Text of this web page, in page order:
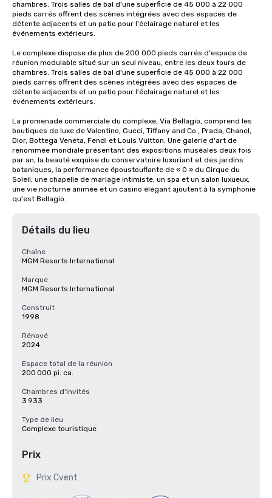
chambres. Trois salles de bal d'une superficie de 45 000 à 22 000
pieds carrés offrent des scènes intégrées avec des espaces de
détente adjacents et un patio pour l'éclairage naturel et les
événements extérieurs.
Le complexe dispose de plus de 200 000 pieds carrés d'espace de
réunion modulable situé sur un seul niveau, entre les deux tours de
chambres. Trois salles de bal d'une superficie de 45 000 à 22 000
pieds carrés offrent des scènes intégrées avec des espaces de
détente adjacents et un patio pour l'éclairage naturel et les
événements extérieurs.
La promenade commerciale du complexe, Via Bellagio, comprend les
boutiques de luxe de Valentino, Gucci, Tiffany and Co., Prada, Chanel,
Dior, Bottega Veneta, Fendi et Louis Vuitton. Une galerie d'art de
renommée mondiale présentant des expositions muséales deux fois
par an, la beauté exquise du conservatoire luxuriant et des jardins
botaniques, la performance époustouflante de « O » du Cirque du
Soleil, une chapelle de mariage intimiste, un spa et un salon luxueux,
une vie nocturne animée et un casino élégant ajoutent à la symphonie
qu'est Bellagio.
Détails du lieu
Chaîne
MGM Resorts International
Marque
MGM Resorts International
Construit
1998
Rénové
2024
Espace total de la réunion
200 000 pi. ca.
Chambres d'invités
3 933
Type de lieu
Complexe touristique
Prix
Prix Cvent